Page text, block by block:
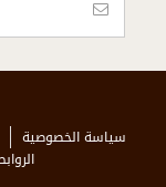
سياسة الخصوصية